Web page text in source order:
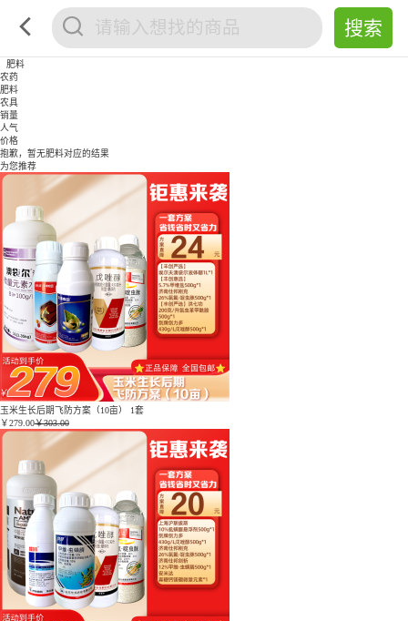
肥料
农药
肥料
农具
销量
人气
价格
抱歉，暂无肥料对应的结果
为您推荐
玉米生长后期飞防方案（10亩） 1套
￥279.00￥303.00